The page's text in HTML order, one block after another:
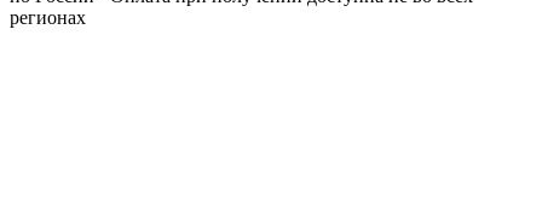
регионах